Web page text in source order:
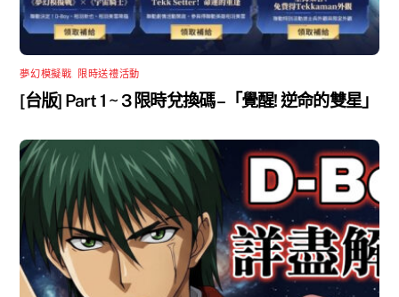
夢幻模擬戰 限時送禮活動
[台版] Part 1 ~ 3 限時兌換碼 –「覺醒! 逆命的雙星」